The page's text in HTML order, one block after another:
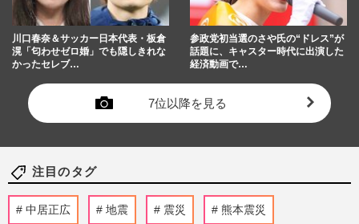
川口春奈＆サッカー日本代表・板倉
滉「匂わせゼロ婚」でも隠しきれな
かったセレブ…
参政党初当選のさや氏の“ドレス”が
話題に、キャスター時代に出演した
経済動画で…
7位以降を見る
注目のタグ
中居正広 地震 震災 熊本震災